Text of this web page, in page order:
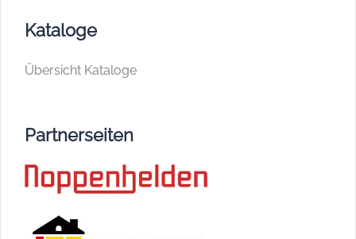
Kataloge
Übersicht Kataloge
Partnerseiten